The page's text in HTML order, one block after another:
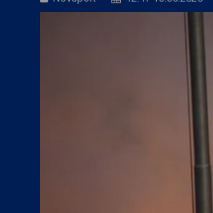
БГ Футбол: